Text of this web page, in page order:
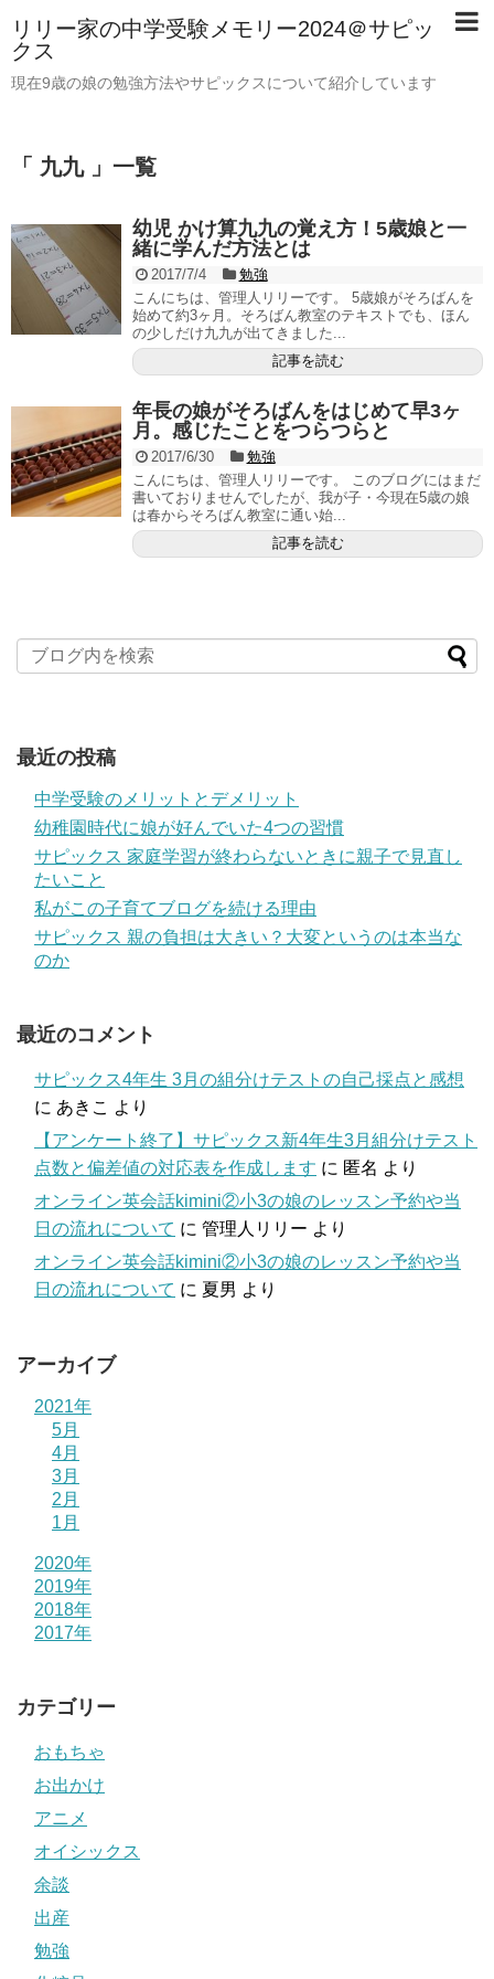
リリー家の中学受験メモリー2024＠サピッ
クス
現在9歳の娘の勉強方法やサピックスについて紹介しています
「 九九 」一覧
幼児 かけ算九九の覚え方！5歳娘と一
緒に学んだ方法とは
2017/7/4
勉強
こんにちは、管理人リリーです。 5歳娘がそろばんを
始めて約3ヶ月。そろばん教室のテキストでも、ほん
の少しだけ九九が出てきました...
記事を読む
年長の娘がそろばんをはじめて早3ヶ
月。感じたことをつらつらと
2017/6/30
勉強
こんにちは、管理人リリーです。 このブログにはまだ
書いておりませんでしたが、我が子・今現在5歳の娘
は春からそろばん教室に通い始...
記事を読む
最近の投稿
中学受験のメリットとデメリット
幼稚園時代に娘が好んでいた4つの習慣
サピックス 家庭学習が終わらないときに親子で見直し
たいこと
私がこの子育てブログを続ける理由
サピックス 親の負担は大きい？大変というのは本当な
のか
最近のコメント
サピックス4年生 3月の組分けテストの自己採点と感想
に あきこ より
【アンケート終了】サピックス新4年生3月組分けテスト
点数と偏差値の対応表を作成します に 匿名 より
オンライン英会話kimini②小3の娘のレッスン予約や当
日の流れについて に 管理人リリー より
オンライン英会話kimini②小3の娘のレッスン予約や当
日の流れについて に 夏男 より
アーカイブ
2021年
5月
4月
3月
2月
1月
2020年
2019年
2018年
2017年
カテゴリー
おもちゃ
お出かけ
アニメ
オイシックス
余談
出産
勉強